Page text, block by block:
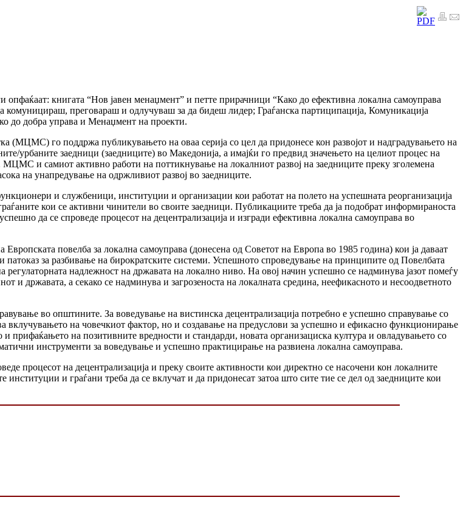
опфаќаат: книгата “Нов јавен менаџмент” и петте прирачници “Како до ефективна локална самоуправа
преговараш и одлучуваш за да бидеш лидер; Граѓанска партиципација, Комуникација
до добра управа и Менаџмент на проекти.
(МЦМС) го поддржа публикувањето на оваа серија со цел да придонесе кон развојот и надградувањето на
урбаните заедници (заедниците) во Македонија, а имајќи го предвид значењето на целиот процес на
МЦМС и самиот активно работи на поттикнување на локалниот развој на заедниците преку зголемена
на унапредување на одржливиот развој во заедниците.
и службеници, институции и организации кои работат на полето на успешната реорганизација
кои се активни чинители во своите заедници. Публикациите треба да ја подобрат информираноста
да се спроведе процесот на децентрализација и изгради ефективна локална самоуправа во
повелба за локална самоуправа (донесена од Советот на Европа во 1985 година) кои ја даваат
за разбивање на бирократските системи. Успешното спроведување на принципите од Повелбата
надлежност на државата на локално ниво. На овој начин успешно се надминува јазот помеѓу
и државата, а секако се надминува и загрозеноста на локалната средина, неефикасното и несоодветното
во општините. За воведување на вистинска децентрализација потребно е успешно справување со
вклучувањето на човечкиот фактор, но и создавање на предуслови за успешно и ефикасно функционирање
на позитивните вредности и стандарди, новата организациска култура и овладувањето со
инструменти за воведување и успешно практицирање на развиена локална самоуправа.
процесот на децентрализација и преку своите активности кои директно се насочени кон локалните
и граѓани треба да се вклучат и да придонесат затоа што сите тие се дел од заедниците кои